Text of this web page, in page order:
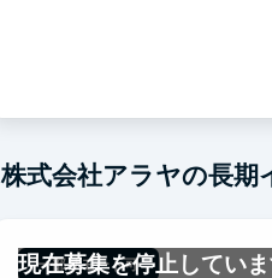
株式会社アラヤの長期
現在募集を停止してい
一部リモート可